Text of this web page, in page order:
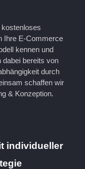
Ihre E-Commerce
kennen und
dabei bereits von
durch
schaffen wir
& Konzeption.
individueller